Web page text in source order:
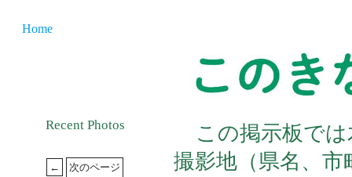
Home
Recent Photos
この掲示板で
撮影地（県名、